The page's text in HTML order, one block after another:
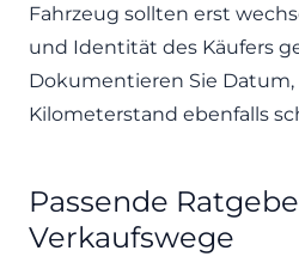
Fahrzeug sollten erst
und Identität des Käufers
Dokumentieren Sie
Kilometerstand ebenfalls
Passende
Verkaufswege